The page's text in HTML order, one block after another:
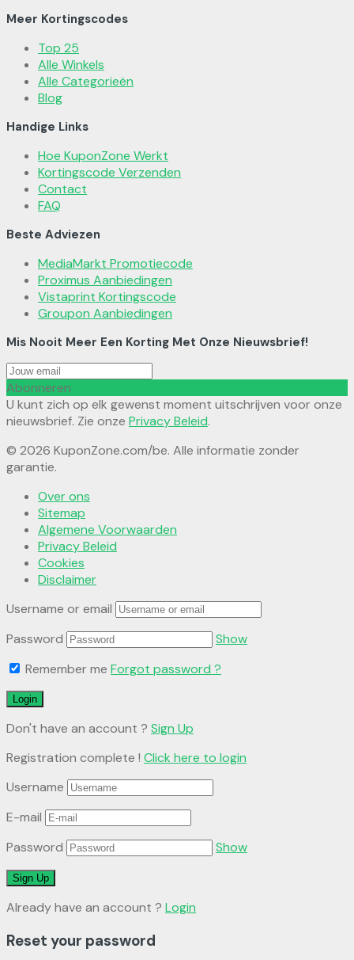
Meer Kortingscodes
Top 25
Alle Winkels
Alle Categorieën
Blog
Handige Links
Hoe KuponZone Werkt
Kortingscode Verzenden
Contact
FAQ
Beste Adviezen
MediaMarkt Promotiecode
Proximus Aanbiedingen
Vistaprint Kortingscode
Groupon Aanbiedingen
Mis Nooit Meer Een Korting Met Onze Nieuwsbrief!
Abonneren
U kunt zich op elk gewenst moment uitschrijven voor onze
nieuwsbrief. Zie onze Privacy Beleid.
© 2026 KuponZone.com/be. Alle informatie zonder
garantie.
Over ons
Sitemap
Algemene Voorwaarden
Privacy Beleid
Cookies
Disclaimer
Username or email
Password
Show
Remember me Forgot password ?
Don't have an account ? Sign Up
Registration complete ! Click here to login
Username
E-mail
Password
Show
Already have an account ? Login
Reset your password